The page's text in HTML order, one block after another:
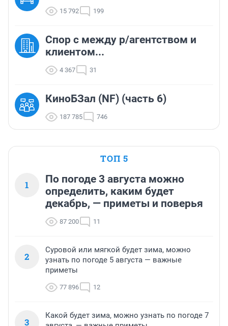
15 792 199
Спор с между р/агентством и
клиентом...
4 367 31
КиноБЗал (NF) (часть 6)
187 785 746
ТОП 5
1
По погоде 3 августа можно
определить, каким будет
декабрь, — приметы и поверья
87 200 11
2
Суровой или мягкой будет зима, можно
узнать по погоде 5 августа — важные
приметы
77 896 12
3
Какой будет зима, можно узнать по погоде 7